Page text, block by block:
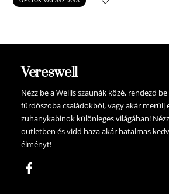
was:
változatok
a
termékoldalon
választhatók
Vereswell
Nézz be a Wellis szaunák közé, rendezd
fürdőszoba családokből, vagy akár merülj
zuhanykabinok különleges világában!
outletben és vidd haza akár hatalmas
élményt!